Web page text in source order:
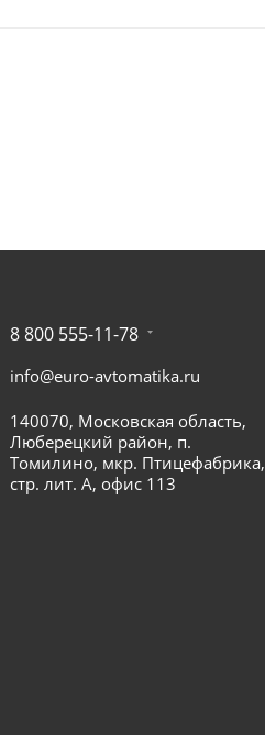
8 800 555-11-78
info@euro-avtomatika.ru
140070, Московская область,
Люберецкий район, п.
Томилино, мкр. Птицефабрика,
стр. лит. А, офис 113